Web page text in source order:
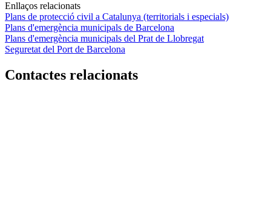
Enllaços relacionats
Plans de protecció civil a Catalunya (territorials i especials)
Plans d'emergència municipals de Barcelona
Plans d'emergència municipals del Prat de Llobregat
Seguretat del Port de Barcelona
Contactes relacionats